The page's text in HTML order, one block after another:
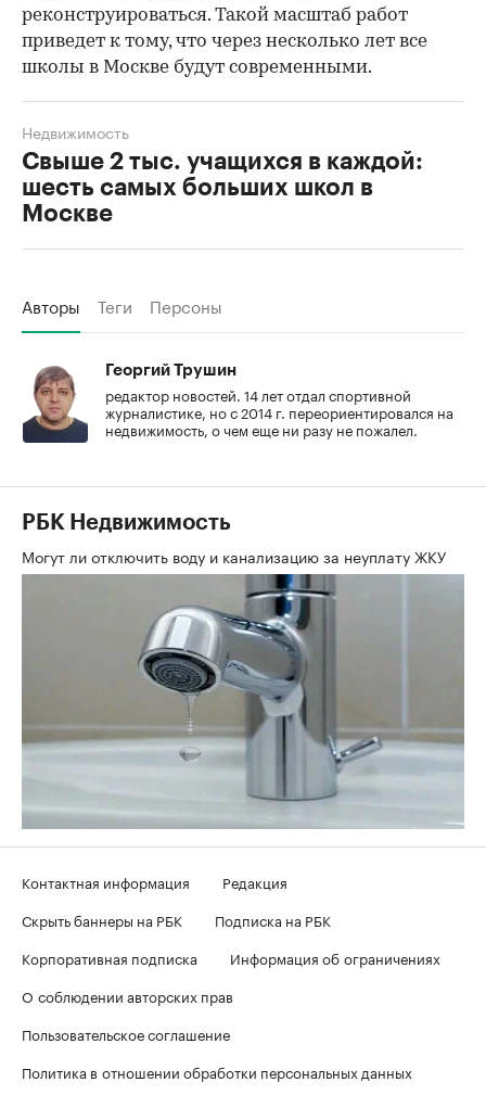
реконструироваться. Такой масштаб работ
приведет к тому, что через несколько лет все
школы в Москве будут современными.
Свыше 2 тыс. учащихся в каждой:
шесть самых больших школ в
Москве
Недвижимость
Авторы Теги Персоны
Георгий Трушин
редактор новостей. 14 лет отдал спортивной
журналистике, но с 2014 г. переориентировался на
недвижимость, о чем еще ни разу не пожалел.
РБК Недвижимость
Могут ли отключить воду и канализацию за неуплату ЖКУ
Контактная информация
Редакция
Скрыть баннеры на РБК
Подписка на РБК
Корпоративная подписка
Информация об ограничениях
О соблюдении авторских прав
Пользовательское соглашение
Политика в отношении обработки персональных данных